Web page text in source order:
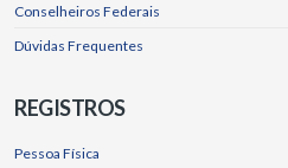
Conselheiros Federais
Dúvidas Frequentes
REGISTROS
Pessoa Física